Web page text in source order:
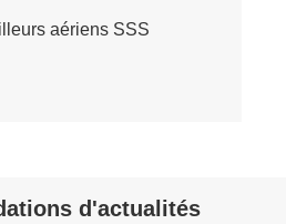
aériens SSS
d'actualités